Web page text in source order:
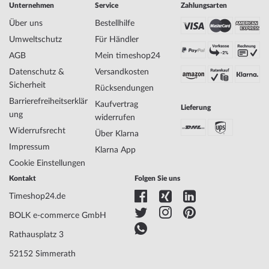
Hersteller Artikel-Nr.
PH8168X1
Style
Elegant, Feminin
Anzeige
Analog
Antrieb
Batterie (Quarz)
Uhrwerk
Minute, Sekunde, Stunde
Gehäuse Material
Gehäusebreite
Gehäuse Form
Wasserdichte
3
Oberfläche
Besatz
Unternehmen
Über uns
Umweltschutz
AGB
Datenschutz &
Sicherheit
Barrierefreiheitserklär
ung
Widerrufsrecht
Impressum
Cookie Einstellungen
Service
Bestellhilfe
Für Händler
Mein timeshop24
Versandkosten
Rücksendungen
Kaufvertrag
widerrufen
Über Klarna
Klarna App
Zahlungsarten
Lieferung
Kontakt
Timeshop24.de
BOLK e-commerce GmbH
Rathausplatz 3
52152 Simmerath
Folgen Sie uns